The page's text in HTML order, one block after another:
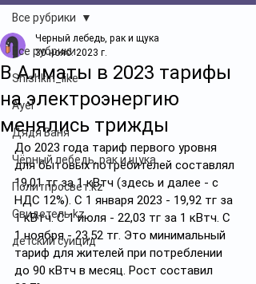
Все рубрики
Shishkin_like
Ayel
Дядя Ваня
Чёрный лебедь, рак и щука
Политпросвет.kz
Свидетель.kz
детский суицид
Все рубрики
В Алматы в 2023 тарифы
на электроэнергию
менялись трижды
Черный лебедь, рак и щука
30 нояб. 2023 г.
До 2023 года тариф первого уровня
для бытовых потребителей составлял
19,01 тг за 1 кВтч (здесь и далее - с
НДС 12%). С 1 января 2023 - 19,92 тг за
1 кВтч. С 1 июля - 22,03 тг за 1 кВтч. С
1 ноября - 23,52 тг. Это минимальный
тариф для жителей при потреблении
до 90 кВтч в месяц. Рост составил